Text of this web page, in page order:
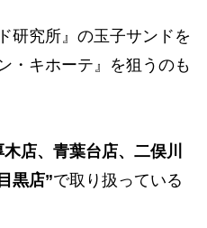
研究所』の玉子サンドを
・キホーテ』を狙うのも
木店、青葉台店、二俣川
黒店”で取り扱っている